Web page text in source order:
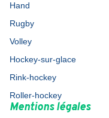
Hand
Rugby
Volley
Hockey-sur-glace
Rink-hockey
Roller-hockey
Mentions légales